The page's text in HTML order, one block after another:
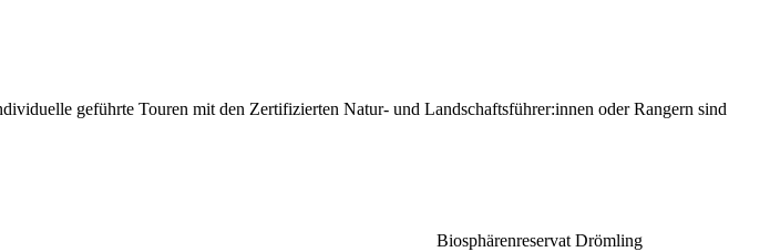
geführte Touren mit den Zertifizierten Natur- und Landschaftsführer:innen oder Rangern sind
Biosphärenreservat Drömling